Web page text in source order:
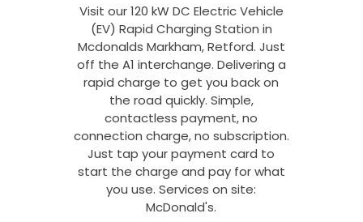
Visit our 120 kW DC Electric Vehicle
(EV) Rapid Charging Station in
Mcdonalds Markham, Retford. Just
off the A1 interchange. Delivering a
rapid charge to get you back on
the road quickly. Simple,
contactless payment, no
connection charge, no subscription.
Just tap your payment card to
start the charge and pay for what
you use. Services on site:
McDonald's.